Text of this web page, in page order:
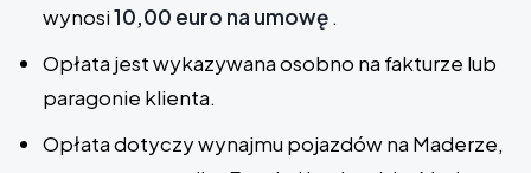
wynosi10,00 euro na umowę .
Opłata jest wykazywana osobno na fakturze lub
paragonie klienta.
Opłata dotyczy wynajmu pojazdów na Maderze,